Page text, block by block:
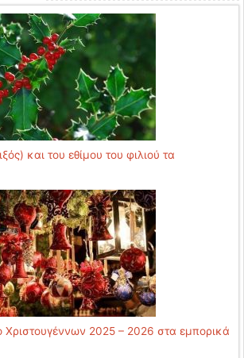
και του εθίμου του φιλιού τα
Χριστουγέννων 2025 – 2026 στα εμπορικά